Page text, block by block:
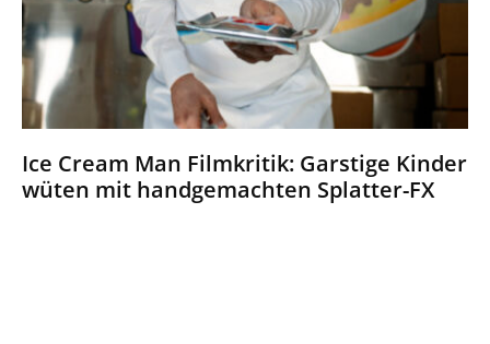
Ice Cream Man Filmkritik: Garstige Kinder
wüten mit handgemachten Splatter-FX